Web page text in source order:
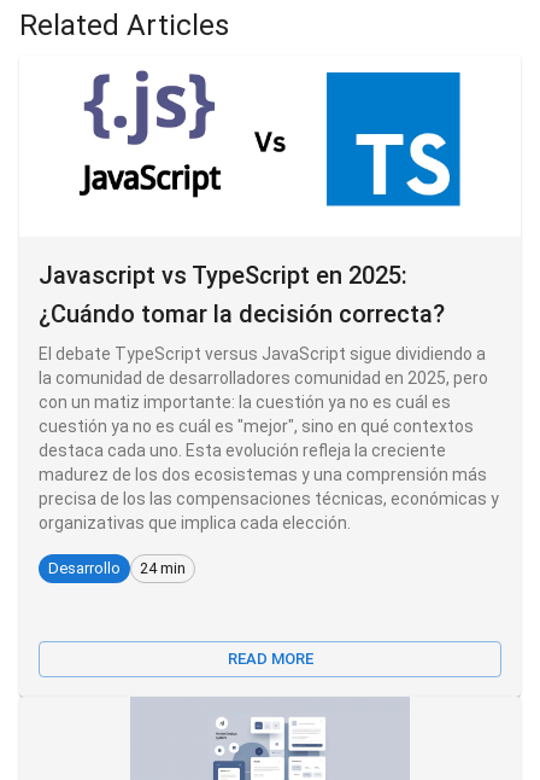
Related Articles
Javascript vs TypeScript en 2025:
¿Cuándo tomar la decisión correcta?
El debate TypeScript versus JavaScript sigue dividiendo a
la comunidad de desarrolladores comunidad en 2025, pero
con un matiz importante: la cuestión ya no es cuál es
cuestión ya no es cuál es "mejor", sino en qué contextos
destaca cada uno. Esta evolución refleja la creciente
madurez de los dos ecosistemas y una comprensión más
precisa de los las compensaciones técnicas, económicas y
organizativas que implica cada elección.
Desarrollo 24 min
READ MORE